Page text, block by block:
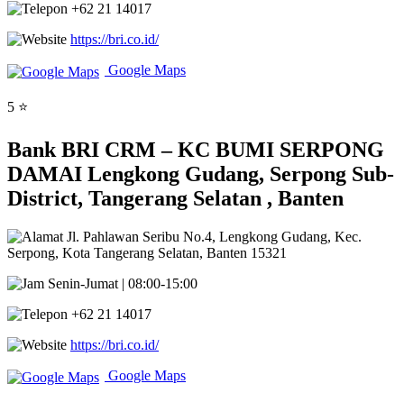
+62 21 14017
https://bri.co.id/
Google Maps
5 ⭐
Bank BRI CRM – KC BUMI SERPONG
DAMAI Lengkong Gudang, Serpong Sub-
District, Tangerang Selatan , Banten
Jl. Pahlawan Seribu No.4, Lengkong Gudang, Kec.
Serpong, Kota Tangerang Selatan, Banten 15321
Senin-Jumat | 08:00-15:00
+62 21 14017
https://bri.co.id/
Google Maps